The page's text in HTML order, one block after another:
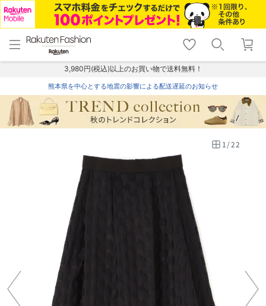
menu home
トップ
shopping_cart lock_outline
ログイン
3,980円(税込)以上のお買い物で送料無料！
熊本県を中心とする地震の影響による配送遅延のお知らせ
1/22